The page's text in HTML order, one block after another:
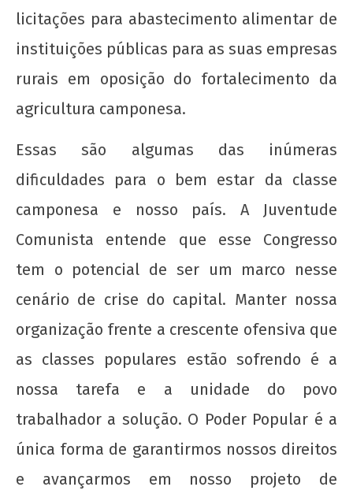
licitações para abastecimento alimentar de
instituições públicas para as suas empresas
rurais em oposição do fortalecimento da
agricultura camponesa.
Essas são algumas das inúmeras
dificuldades para o bem estar da classe
camponesa e nosso país. A Juventude
Comunista entende que esse Congresso
tem o potencial de ser um marco nesse
cenário de crise do capital. Manter nossa
organização frente a crescente ofensiva que
as classes populares estão sofrendo é a
nossa tarefa e a unidade do povo
trabalhador a solução. O Poder Popular é a
única forma de garantirmos nossos direitos
e avançarmos em nosso projeto de